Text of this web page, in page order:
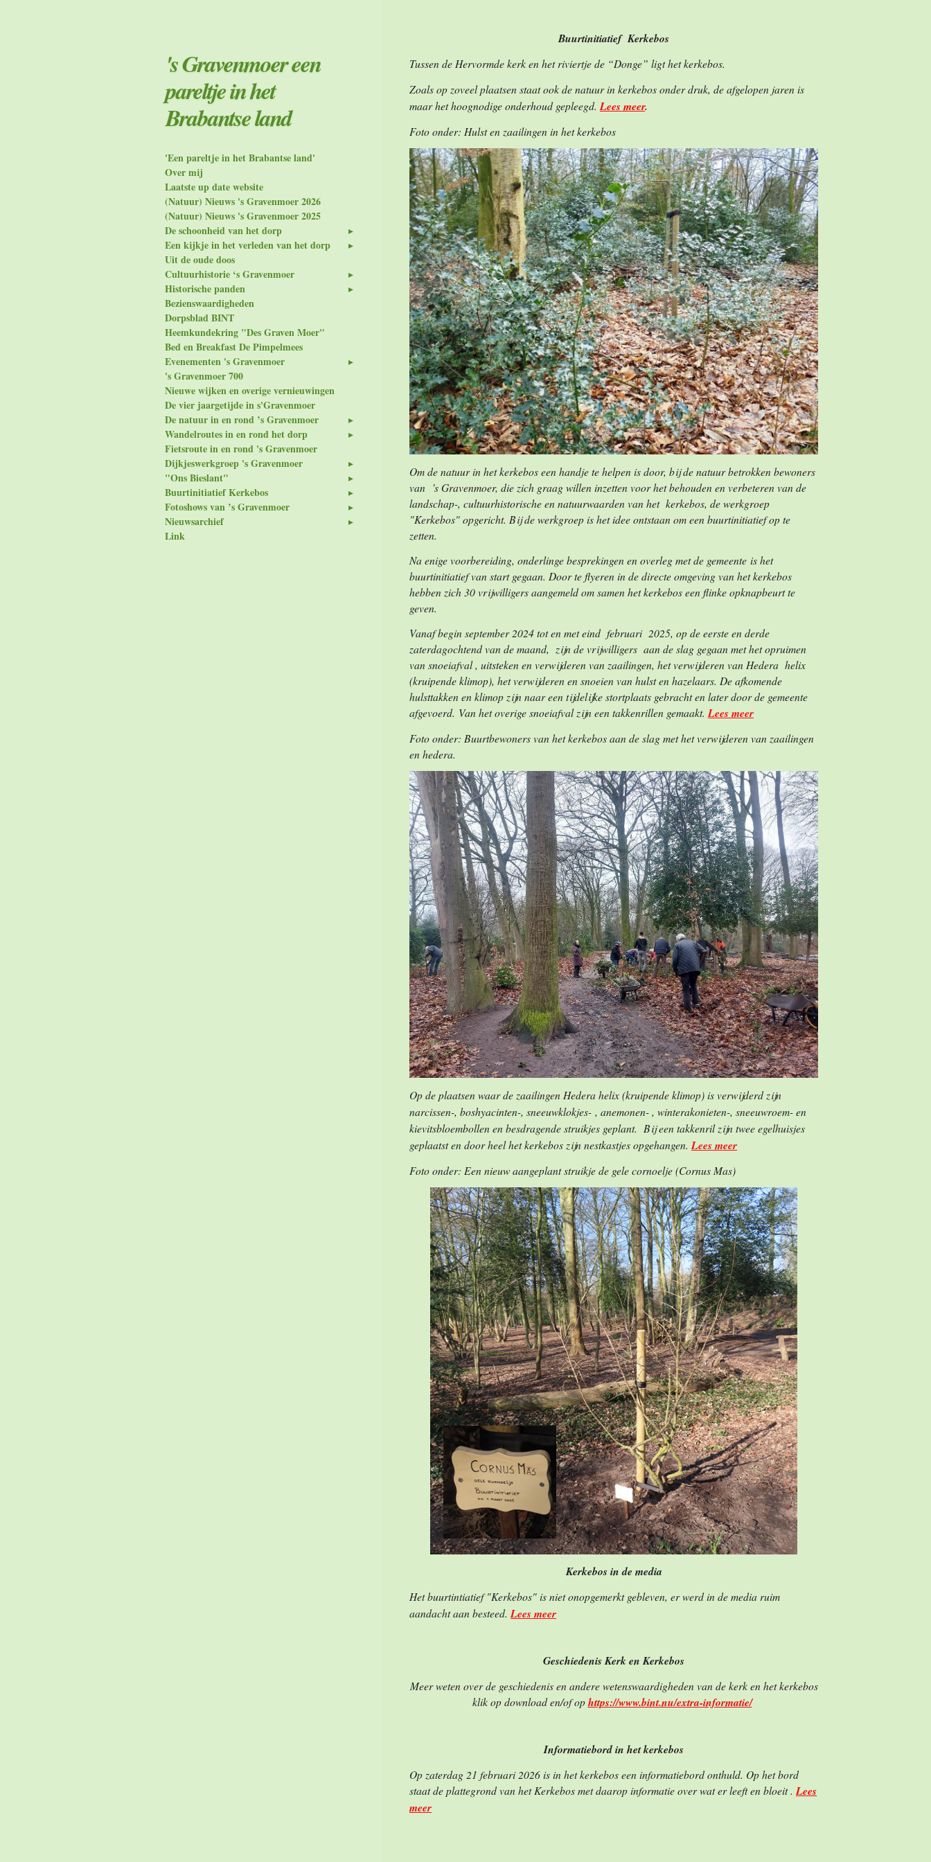
Buurtinitiatief Kerkebos
Tussen de Hervormde kerk en het riviertje de “Donge” ligt het kerkebos.
Zoals op zoveel plaatsen staat ook de natuur in kerkebos onder druk, de afgelopen jaren is
maar het hoognodige onderhoud gepleegd.Lees meer.
Foto onder: Hulst en zaailingen in het kerkebos
Om de natuur in het kerkebos een handje te helpen is door, bij de natuur betrokken bewoners
van ’s Gravenmoer, die zich graag willen inzetten voor het behouden en verbeteren van de
landschap-, cultuurhistorische en natuurwaarden van het kerkebos, de werkgroep
"Kerkebos" opgericht. Bij de werkgroep is het idee ontstaan om een buurtinitiatief op te
zetten.
Na enige voorbereiding, onderlinge besprekingen en overleg met de gemeente is het
buurtinitiatief van start gegaan. Door te flyeren in de directe omgeving van het kerkebos
hebben zich 30 vrijwilligers aangemeld om samen het kerkebos een flinke opknapbeurt te
geven.
Vanaf begin september 2024 tot en met eind februari 2025, op de eerste en derde
zaterdagochtend van de maand, zijn de vrijwilligers aan de slag gegaan met het opruimen
van snoeiafval , uitsteken en verwijderen van zaailingen, het verwijderen van Hedera helix
(kruipende klimop), het verwijderen en snoeien van hulst en hazelaars. De afkomende
hulsttakken en klimop zijn naar een tijdelijke stortplaats gebracht en later door de gemeente
afgevoerd. Van het overige snoeiafval zijn een takkenrillen gemaakt.Lees meer
Foto onder: Buurtbewoners van het kerkebos aan de slag met het verwijderen van zaailingen
en hedera.
Op de plaatsen waar de zaailingen Hedera helix (kruipende klimop) is verwijderd zijn
narcissen-, boshyacinten-, sneeuwklokjes- , anemonen- , winterakonieten-, sneeuwroem- en
kievitsbloembollen en besdragende struikjes geplant. Bij een takkenril zijn twee egelhuisjes
geplaatst en door heel het kerkebos zijn nestkastjes opgehangen.Lees meer
Foto onder: Een nieuw aangeplant struikje de gele cornoelje (Cornus Mas)
Kerkebos in de media
Het buurtintiatief "Kerkebos" is niet onopgemerkt gebleven, er werd in de media ruim
aandacht aan besteed.Lees meer
Geschiedenis Kerk en Kerkebos
Meer weten over de geschiedenis en andere wetenswaardigheden van de kerk en het kerkebos
klik op download en/of ophttps://www.bint.nu/extra-informatie/
Informatiebord in het kerkebos
Op zaterdag 21 februari 2026 is in het kerkebos een informatiebord onthuld. Op het bord
staat de plattegrond van het Kerkebos met daarop informatie over wat er leeft en bloeit .Lees
meer
's Gravenmoer een
pareltje in het
Brabantse land
'Een pareltje in het Brabantse land'
Over mij
Laatste up date website
(Natuur) Nieuws 's Gravenmoer 2026
(Natuur) Nieuws 's Gravenmoer 2025
De schoonheid van het dorp
Een kijkje in het verleden van het dorp
Uit de oude doos
Cultuurhistorie ‘s Gravenmoer
Historische panden
Bezienswaardigheden
Dorpsblad BINT
Heemkundekring "Des Graven Moer"
Bed en Breakfast De Pimpelmees
Evenementen 's Gravenmoer
's Gravenmoer 700
Nieuwe wijken en overige vernieuwingen
De vier jaargetijde in s'Gravenmoer
De natuur in en rond ’s Gravenmoer
Wandelroutes in en rond het dorp
Fietsroute in en rond 's Gravenmoer
Dijkjeswerkgroep 's Gravenmoer
"Ons Bieslant"
Buurtinitiatief Kerkebos
Fotoshows van ’s Gravenmoer
Nieuwsarchief
Link